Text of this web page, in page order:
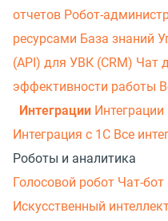
отчетов Робот-
ресурсами База знаний
(API) для УВК (CRM) Чат
эффективности работы
Интеграции
Интеграция с 1С Все
Роботы и аналитика
Голосовой робот Чат-бот
Искусственный